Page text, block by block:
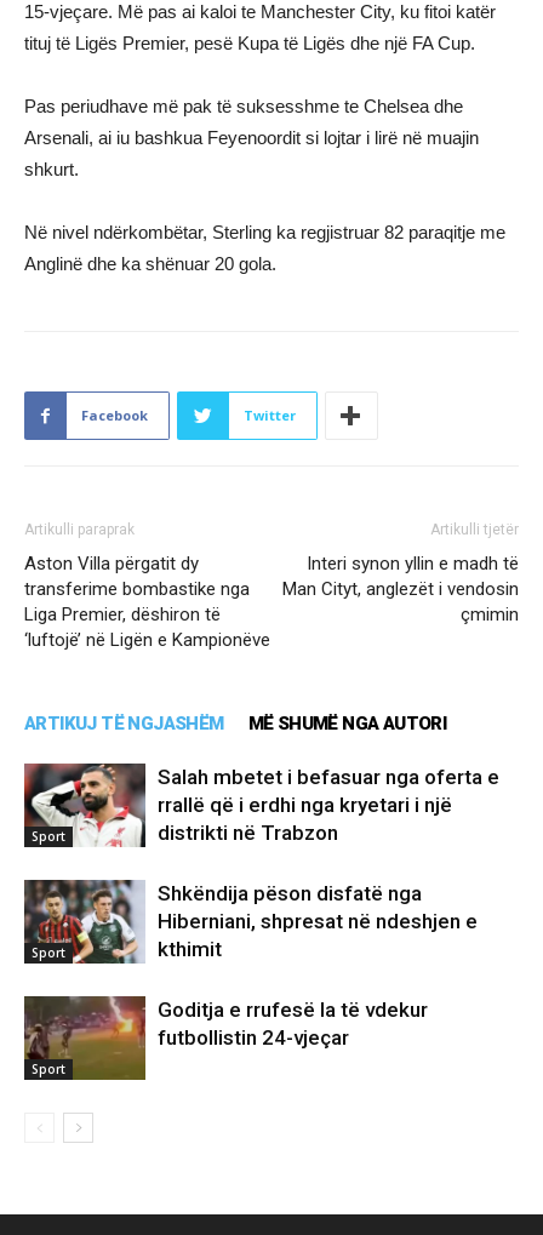
15-vjeçare. Më pas ai kaloi te Manchester City, ku fitoi katër
tituj të Ligës Premier, pesë Kupa të Ligës dhe një FA Cup.
Pas periudhave më pak të suksesshme te Chelsea dhe
Arsenali, ai iu bashkua Feyenoordit si lojtar i lirë në muajin
shkurt.
Në nivel ndërkombëtar, Sterling ka regjistruar 82 paraqitje me
Anglinë dhe ka shënuar 20 gola.
Facebook Twitter
Artikulli paraprak
Aston Villa përgatit dy
transferime bombastike nga
Liga Premier, dëshiron të
‘luftojë’ në Ligën e Kampionëve
Artikulli tjetër
Interi synon yllin e madh të
Man Cityt, anglezët i vendosin
çmimin
ARTIKUJ TË NGJASHËM MË SHUMË NGA AUTORI
Sport
Salah mbetet i befasuar nga oferta e
rrallë që i erdhi nga kryetari i një
distrikti në Trabzon
Sport
Shkëndija pëson disfatë nga
Hiberniani, shpresat në ndeshjen e
kthimit
Sport
Goditja e rrufesë la të vdekur
futbollistin 24-vjeçar